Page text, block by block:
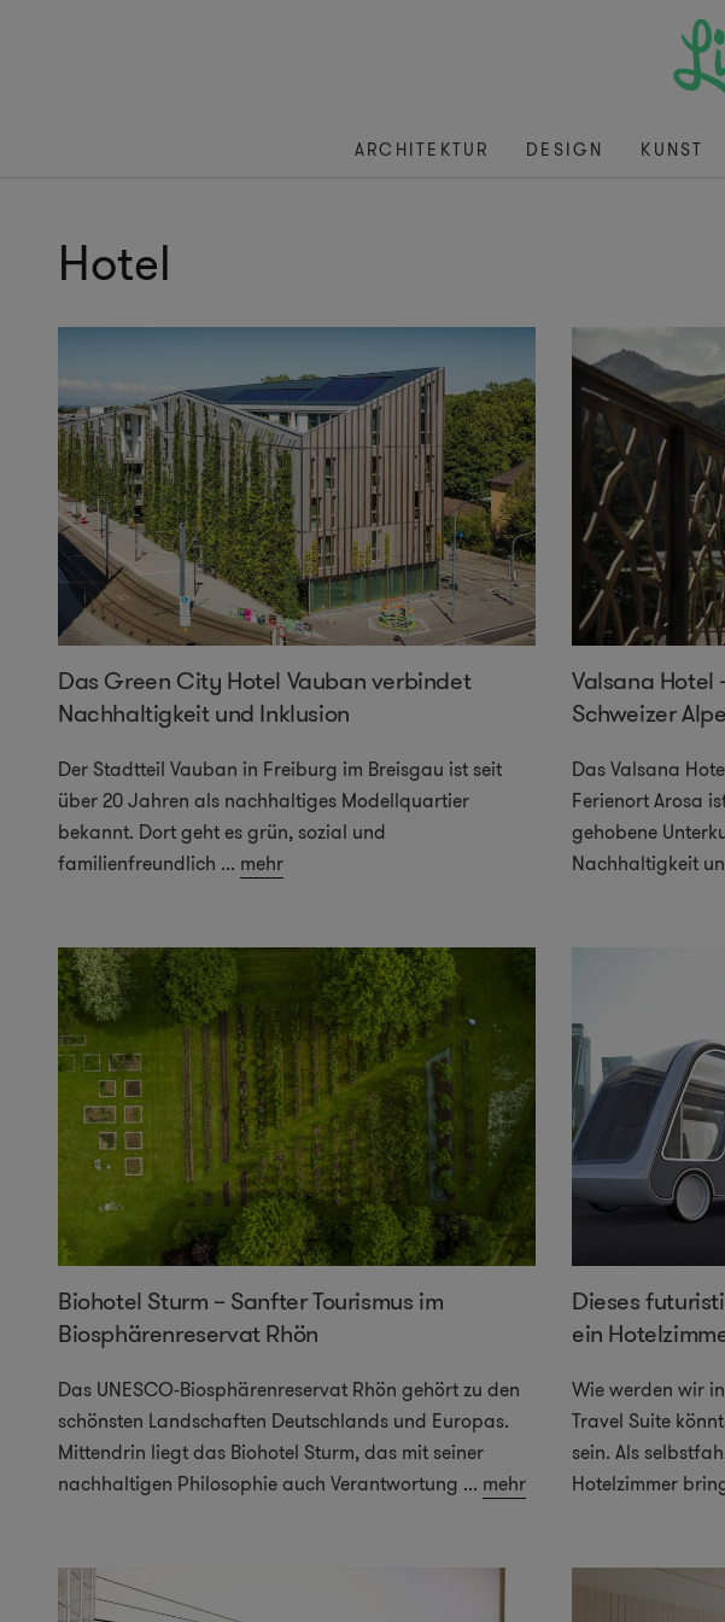
ARCHITEKTUR DESIGN KUNST
Hotel
Das Green City Hotel Vauban verbindet
Nachhaltigkeit und Inklusion
Der Stadtteil Vauban in Freiburg im Breisgau ist seit
über 20 Jahren als nachhaltiges Modellquartier
bekannt. Dort geht es grün, sozial und
familienfreundlich ... mehr
Valsana Hotel
Schweizer
Das Valsana
Ferienort Arosa
gehobene
Nachhaltigkeit
Biohotel Sturm – Sanfter Tourismus im
Biosphärenreservat Rhön
Das UNESCO-Biosphärenreservat Rhön gehört zu den
schönsten Landschaften Deutschlands und Europas.
Mittendrin liegt das Biohotel Sturm, das mit seiner
nachhaltigen Philosophie auch Verantwortung ... mehr
Dieses
ein
Wie werden wir
Travel Suite
sein. Als
Hotelzimmer